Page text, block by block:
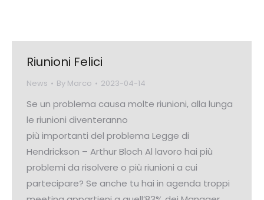
Riunioni Felici
News By Marco 2023-04-14
Se un problema causa molte riunioni, alla lunga
le riunioni diventeranno
più importanti del problema Legge di
Hendrickson – Arthur Bloch Al lavoro hai più
problemi da risolvere o più riunioni a cui
partecipare? Se anche tu hai in agenda troppi